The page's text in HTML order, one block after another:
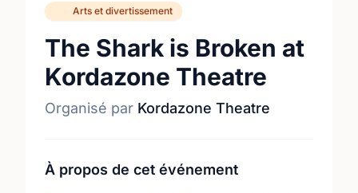
Arts et divertissement
The Shark is Broken at
Kordazone Theatre
Organisé par Kordazone Theatre
À propos de cet événement